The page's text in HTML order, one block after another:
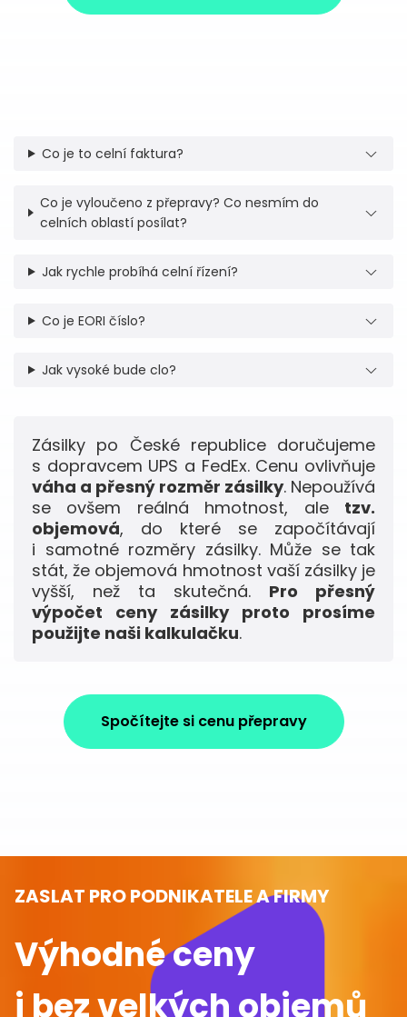
Co je to celní faktura?
Co je vyloučeno z přepravy? Co nesmím do
celních oblastí posílat?
Jak rychle probíhá celní řízení?
Co je EORI číslo?
Jak vysoké bude clo?
Zásilky po České republice doručujeme
s dopravcem UPS a FedEx. Cenu ovlivňuje
váha a přesný rozměr zásilky. Nepoužívá
se ovšem reálná hmotnost, ale tzv.
objemová, do které se započítávají
i samotné rozměry zásilky. Může se tak
stát, že objemová hmotnost vaší zásilky je
vyšší, než ta skutečná. Pro přesný
výpočet ceny zásilky proto prosíme
použijte naši kalkulačku.
Spočítejte si cenu přepravy
ZASLAT PRO PODNIKATELE A FIRMY
Výhodné ceny
i bez velkých objemů